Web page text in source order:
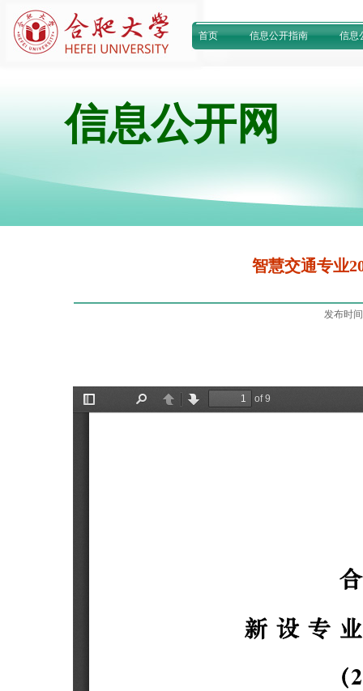
首页 信息公开指南 信息
信息公开网
智慧交通专业
发布时